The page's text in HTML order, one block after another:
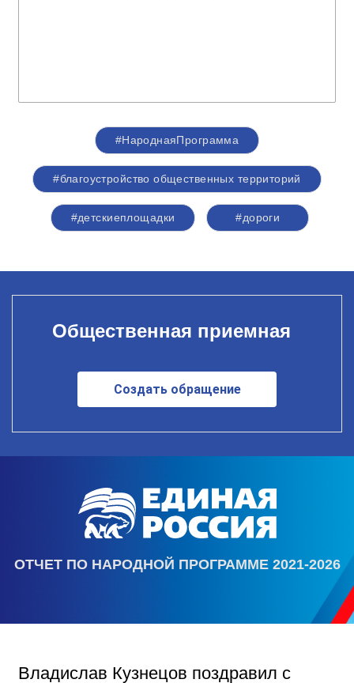
#НароднаяПрограмма
#благоустройство общественных территорий
#детскиеплощадки #дороги
Общественная приемная
Создать обращение
ОТЧЕТ ПО НАРОДНОЙ ПРОГРАММЕ 2021-2026
Владислав Кузнецов поздравил с